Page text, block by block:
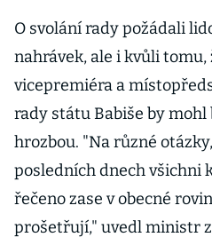
O svolání rady požádali
nahrávek, ale i kvůli tomu,
vicepremiéra a
rady státu Babiše by
hrozbou. "Na různé
posledních dnech všichni
řečeno zase v obecné
prošetřují," uvedl ministr